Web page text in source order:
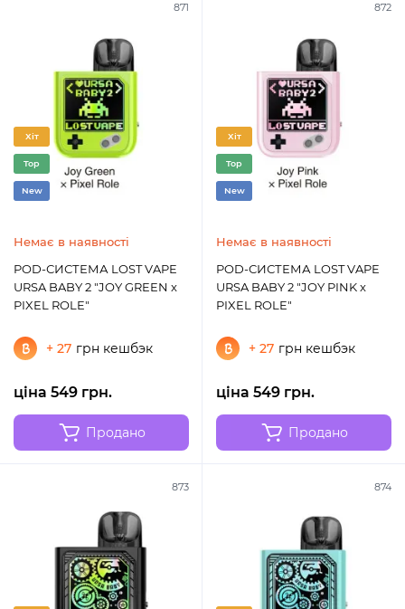
871
Хіт
Top
New
Немає в наявності
POD-СИСТЕМА LOST VAPE
URSA BABY 2 "JOY GREEN x
PIXEL ROLE"
+ 27 грн кешбэк
ціна 549 грн.
Продано
872
Хіт
Top
New
Немає в наявності
POD-СИСТЕМА LOST VAPE
URSA BABY 2 "JOY PINK x
PIXEL ROLE"
+ 27 грн кешбэк
ціна 549 грн.
Продано
873 874